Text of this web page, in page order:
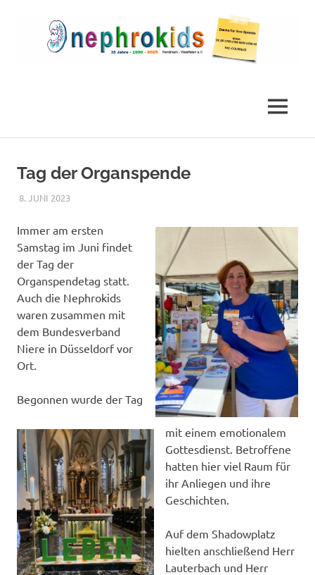
MENÜ
Tag der Organspende
8. JUNI 2023NICOLE.BETH
ALLGEMEIN
Immer am ersten
Samstag im Juni findet
der Tag der
Organspendetag statt.
Auch die Nephrokids
waren zusammen mit
dem Bundesverband
Niere in Düsseldorf vor
Ort.
Begonnen wurde der Tag
mit einem emotionalem
Gottesdienst. Betroffene
hatten hier viel Raum für
ihr Anliegen und ihre
Geschichten.
Auf dem Shadowplatz
hielten anschließend Herr
Lauterbach und Herr